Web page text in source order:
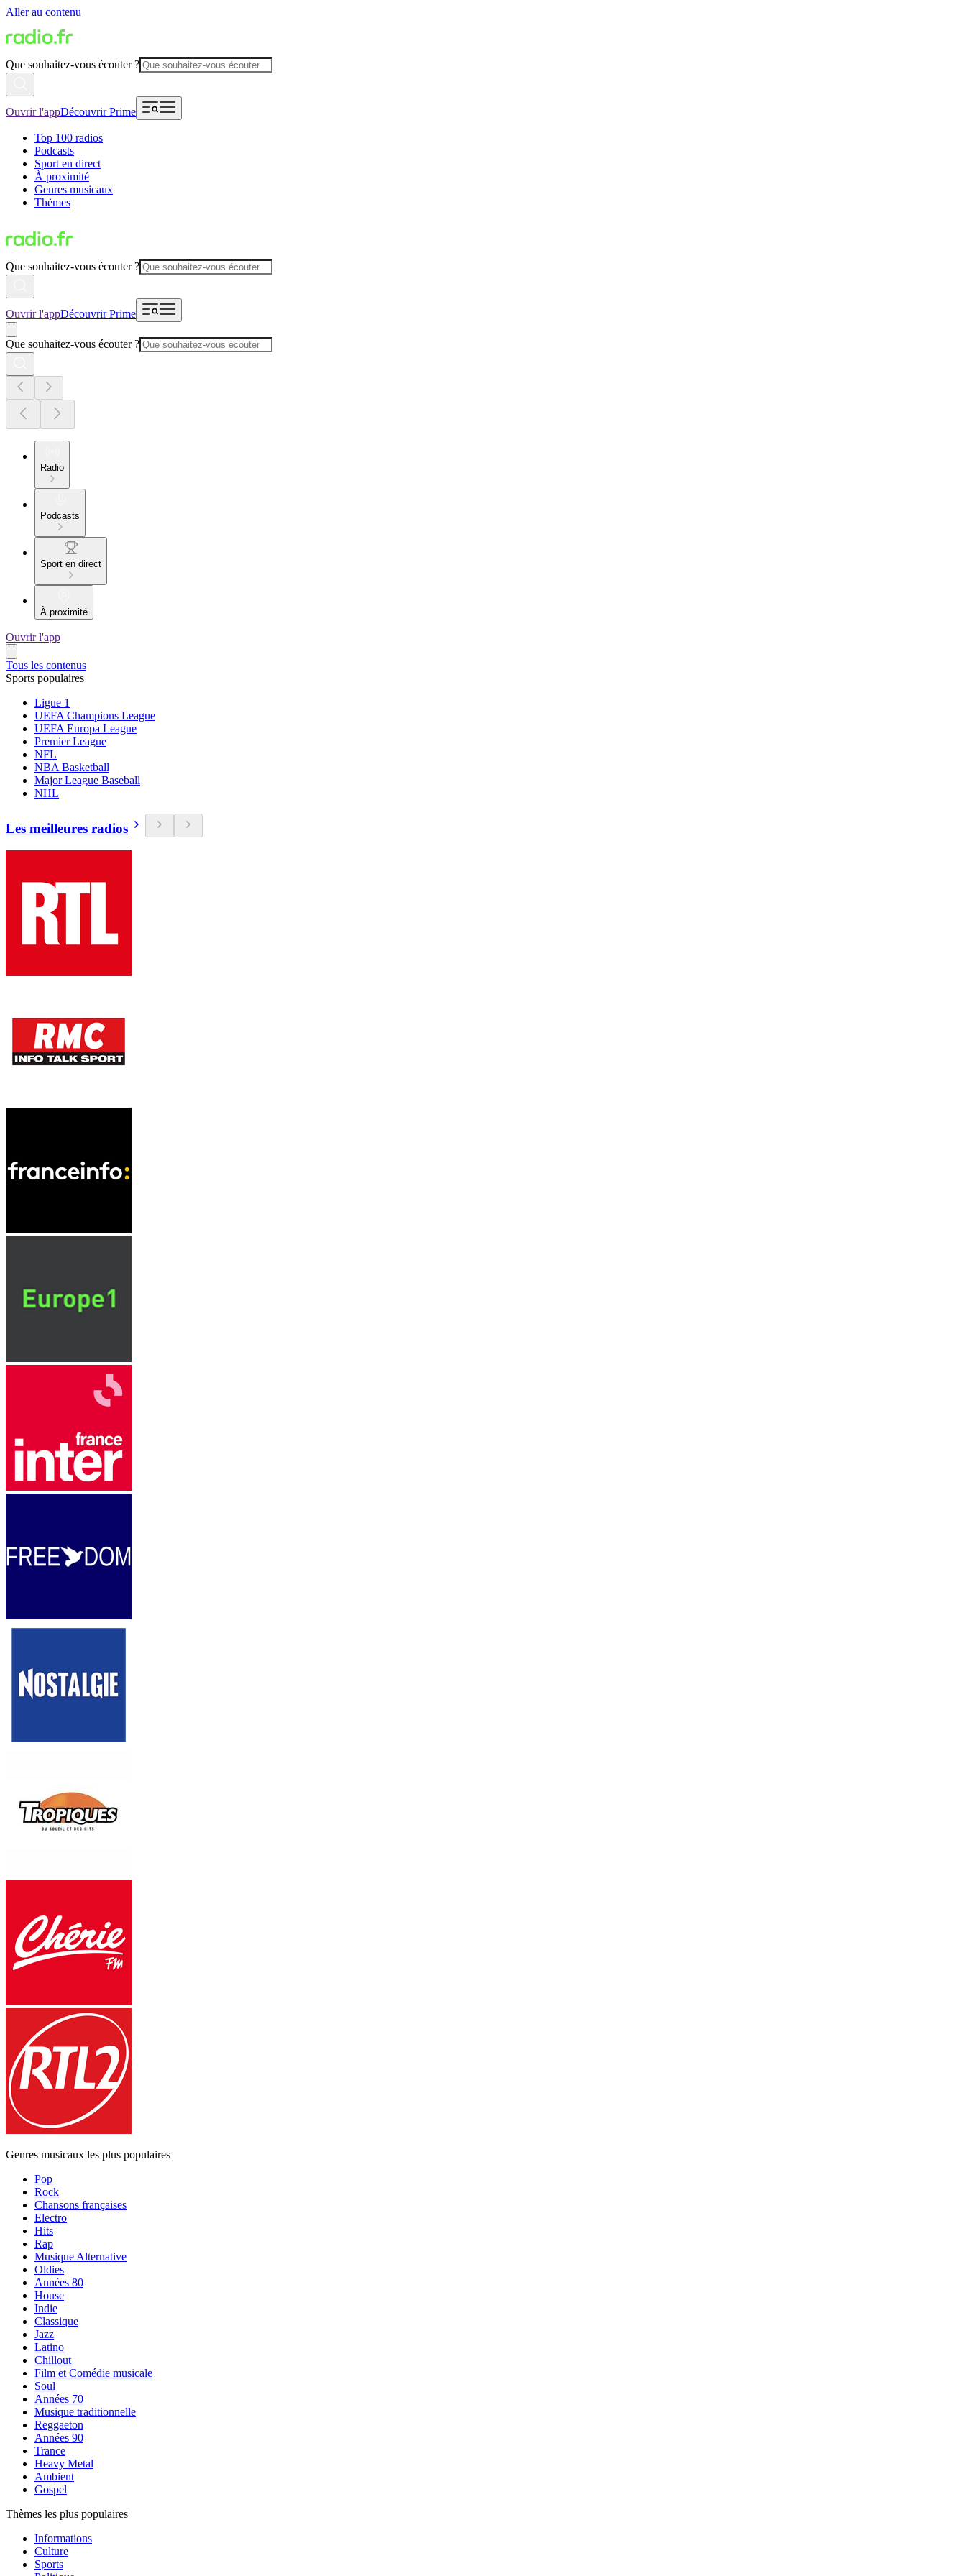
Aller au contenu
Que souhaitez-vous écouter ?
Ouvrir l'appDécouvrir Prime
Top 100 radios
Podcasts
Sport en direct
À proximité
Genres musicaux
Thèmes
Que souhaitez-vous écouter ?
Ouvrir l'appDécouvrir Prime
Que souhaitez-vous écouter ?
Radio
Podcasts
Sport en direct
À proximité
Ouvrir l'app
Tous les contenus
Sports populaires
Ligue 1
UEFA Champions League
UEFA Europa League
Premier League
NFL
NBA Basketball
Major League Baseball
NHL
Les meilleures radios
Genres musicaux les plus populaires
Pop
Rock
Chansons françaises
Electro
Hits
Rap
Musique Alternative
Oldies
Années 80
House
Indie
Classique
Jazz
Latino
Chillout
Film et Comédie musicale
Soul
Années 70
Musique traditionnelle
Reggaeton
Années 90
Trance
Heavy Metal
Ambient
Gospel
Thèmes les plus populaires
Informations
Culture
Sports